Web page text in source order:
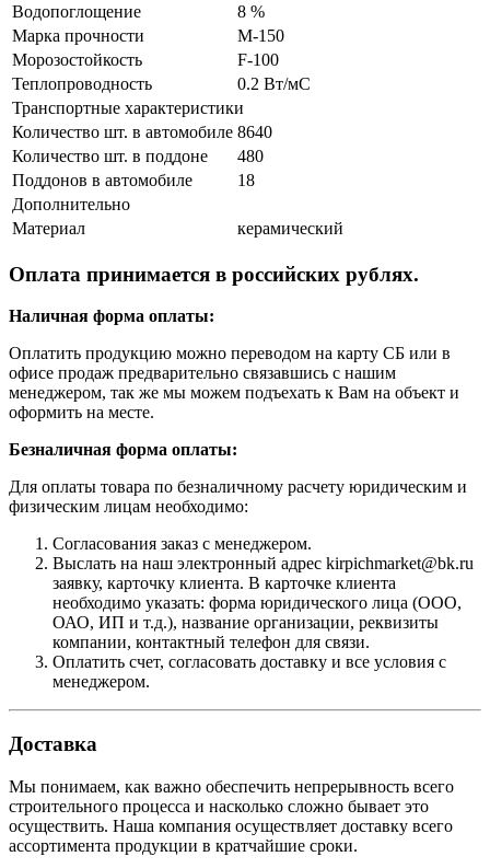
Водопоглощение
8 %
Марка прочности
M-150
Морозостойкость
F-100
Теплопроводность
0.2 Вт/мС
Транспортные характеристики
Количество шт. в автомобиле 8640
Количество шт. в поддоне
480
Поддонов в автомобиле
18
Дополнительно
Материал
керамический
Оплата принимается в российских рублях.
Наличная форма оплаты:
Оплатить продукцию можно переводом на карту СБ или в
офисе продаж предварительно связавшись с нашим
менеджером, так же мы можем подъехать к Вам на объект и
оформить на месте.
Безналичная форма оплаты:
Для оплаты товара по безналичному расчету юридическим и
физическим лицам необходимо:
Согласования заказ с менеджером.
Выслать на наш электронный адрес kirpichmarket@bk.ru
заявку, карточку клиента. В карточке клиента
необходимо указать: форма юридического лица (ООО,
ОАО, ИП и т.д.), название организации, реквизиты
компании, контактный телефон для связи.
Оплатить счет, согласовать доставку и все условия с
менеджером.
Доставка
Мы понимаем, как важно обеспечить непрерывность всего
строительного процесса и насколько сложно бывает это
осуществить. Наша компания осуществляет доставку всего
ассортимента продукции в кратчайшие сроки.